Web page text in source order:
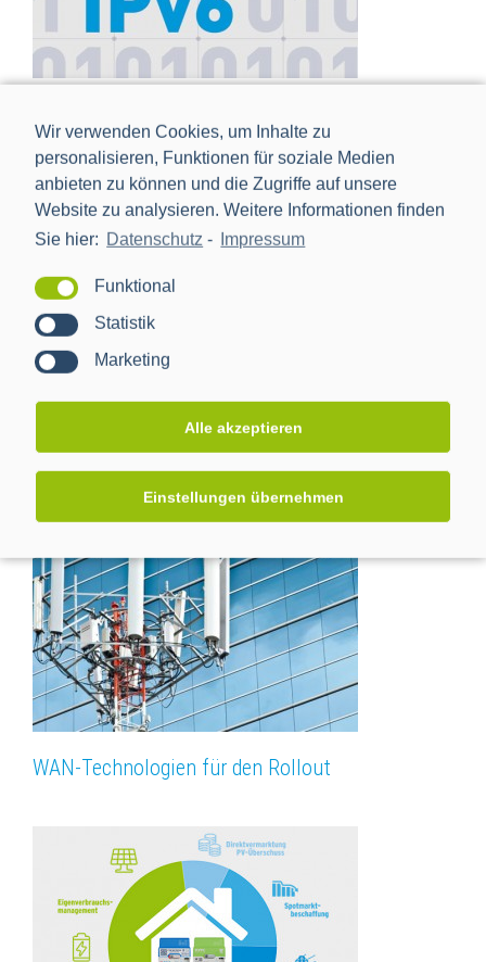
Wir verwenden Cookies, um Inhalte zu
personalisieren, Funktionen für soziale Medien
anbieten zu können und die Zugriffe auf unsere
Website zu analysieren. Weitere Informationen finden
Sie hier: Datenschutz - Impressum
Funktional
Statistik
Marketing
Alle akzeptieren
Einstellungen übernehmen
Breitband-Powerline
WAN-Technologien für den Rollout